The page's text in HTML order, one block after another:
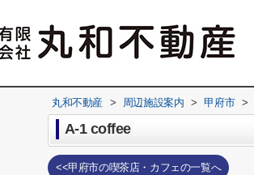
丸和不動産 > 周辺施設案内 > 甲府市 >
A-1 coffee
<<甲府市の喫茶店・カフェの一覧へ